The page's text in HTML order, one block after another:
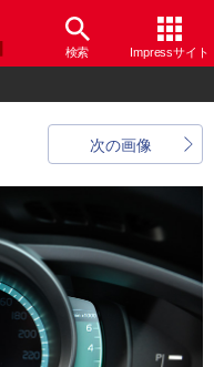
検索 Impressサイト
次の画像